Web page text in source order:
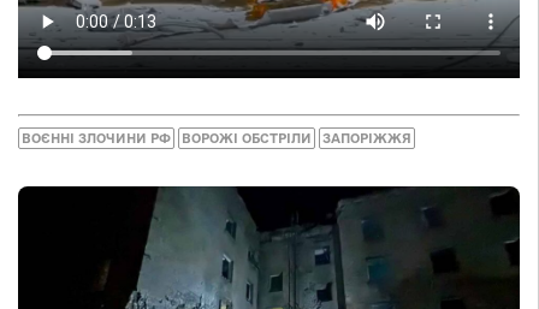
ВОЄННІ ЗЛОЧИНИ РФ ВОРОЖІ ОБСТРІЛИ ЗАПОРІЖЖЯ